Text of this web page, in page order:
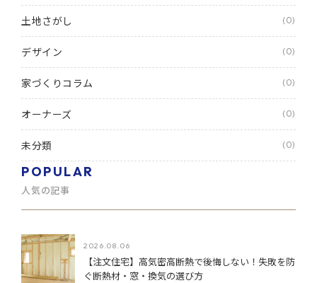
土地さがし (0)
デザイン (0)
家づくりコラム (0)
オーナーズ (0)
未分類 (0)
POPULAR
人気の記事
2026.08.06
【注文住宅】高気密高断熱で後悔しない！失敗を防
ぐ断熱材・窓・換気の選び方